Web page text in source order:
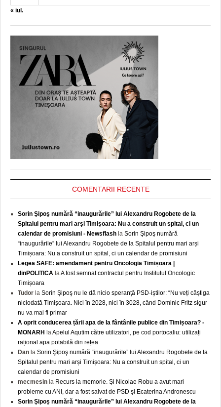
« iul.
COMENTARII RECENTE
Sorin Şipoş numără “inaugurările” lui Alexandru Rogobete de la
Spitalul pentru mari arși Timișoara: Nu a construit un spital, ci un
calendar de promisiuni - Newsflash la Sorin Şipoş numără
“inaugurările” lui Alexandru Rogobete de la Spitalul pentru mari arși
Timișoara: Nu a construit un spital, ci un calendar de promisiuni
Legea SAFE: amendament pentru Oncologia Timișoara |
dinPOLITICA la A fost semnat contractul pentru Institutul Oncologic
Timișoara
Tudor la Sorin Şipoş nu le dă nicio speranţă PSD-iştilor: “Nu veți câștiga
niciodată Timișoara. Nici în 2028, nici în 3028, când Dominic Fritz sigur
nu va mai fi primar
A oprit conducerea țării apa de la fântânile publice din Timișoara? -
MONARH la Apelul Aqutim către utilizatori, pe cod portocaliu: utilizați
rațional apa potabilă din rețea
Dan la Sorin Şipoş numără “inaugurările” lui Alexandru Rogobete de la
Spitalul pentru mari arși Timișoara: Nu a construit un spital, ci un
calendar de promisiuni
mecmesin la Recurs la memorie. Şi Nicolae Robu a avut mari
probleme cu ANI, dar a fost salvat de PSD şi Ecaterina Andronescu
Sorin Şipoş numără “inaugurările” lui Alexandru Rogobete de la